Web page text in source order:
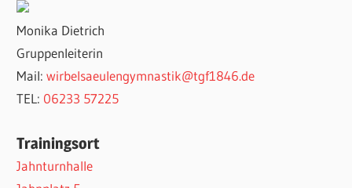
Monika Dietrich
Gruppenleiterin
Mail:wirbelsaeulengymnastik@tgf1846.de
TEL: 06233 57225
Trainingsort
Jahnturnhalle